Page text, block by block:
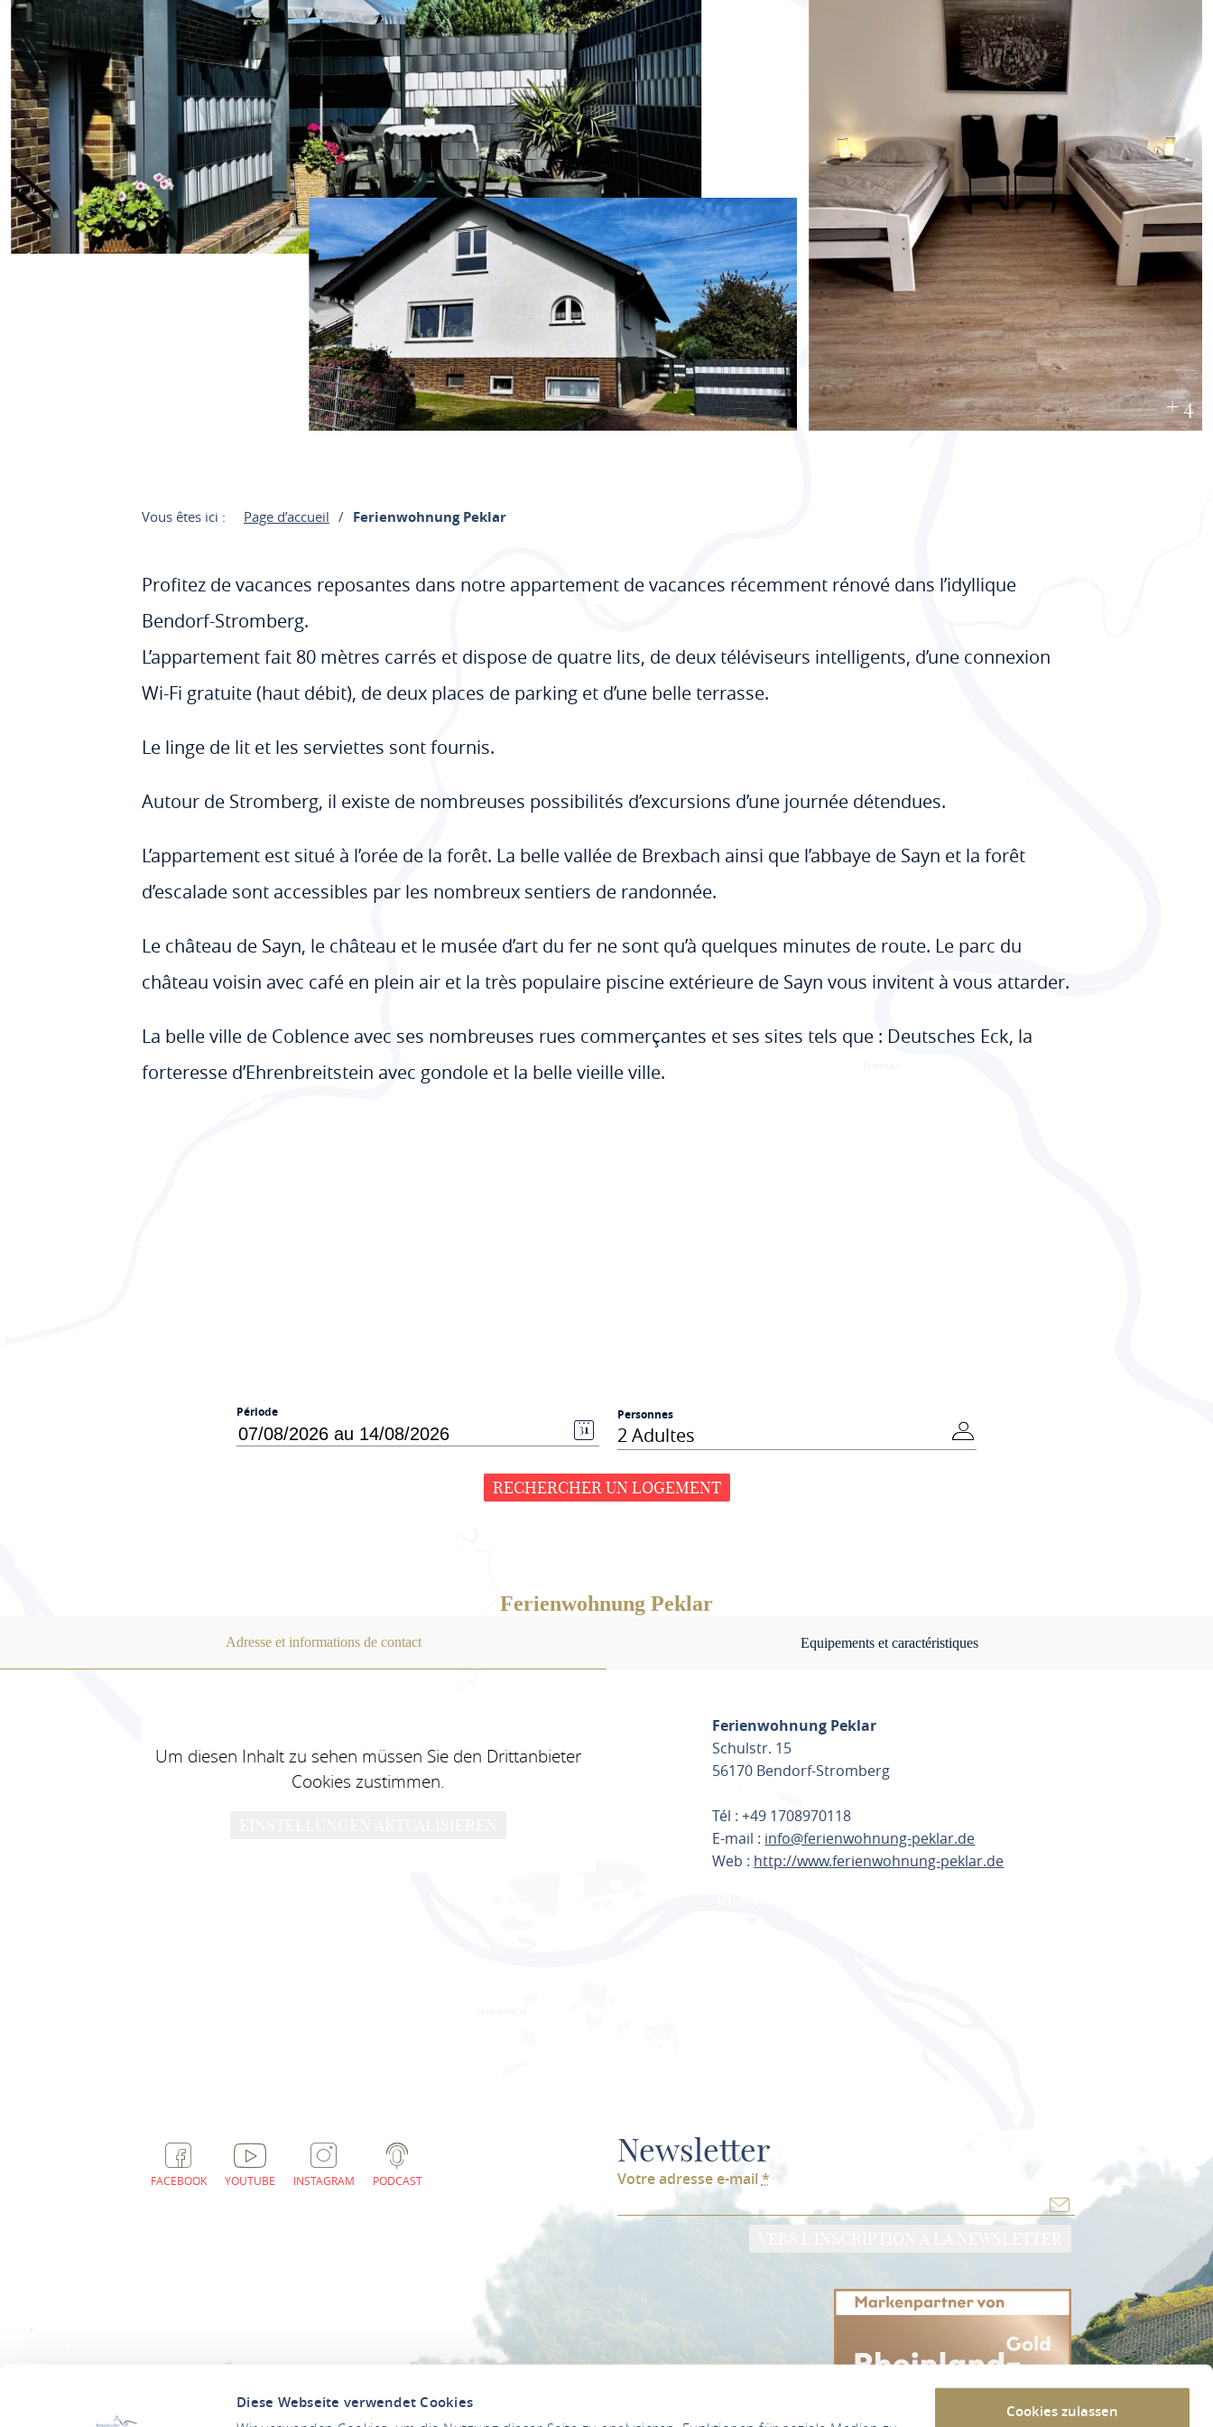
Diese Webseite verwendet Cookies Cookies zulassen
+ 4
Vous êtes ici : Page d’accueil Ferienwohnung Peklar
Profitez de vacances reposantes dans notre appartement de vacances récemment rénové dans l’idyllique
Bendorf-Stromberg.
L’appartement fait 80 mètres carrés et dispose de quatre lits, de deux téléviseurs intelligents, d’une connexion
Wi-Fi gratuite (haut débit), de deux places de parking et d’une belle terrasse.
Le linge de lit et les serviettes sont fournis.
Autour de Stromberg, il existe de nombreuses possibilités d’excursions d’une journée détendues.
L’appartement est situé à l’orée de la forêt. La belle vallée de Brexbach ainsi que l’abbaye de Sayn et la forêt
d’escalade sont accessibles par les nombreux sentiers de randonnée.
Le château de Sayn, le château et le musée d’art du fer ne sont qu’à quelques minutes de route. Le parc du
château voisin avec café en plein air et la très populaire piscine extérieure de Sayn vous invitent à vous attarder.
La belle ville de Coblence avec ses nombreuses rues commerçantes et ses sites tels que : Deutsches Eck, la
forteresse d’Ehrenbreitstein avec gondole et la belle vieille ville.
Période Personnes
2 Adultes
RECHERCHER UN LOGEMENT
Ferienwohnung Peklar
Adresse et informations de contact Equipements et caractéristiques
Um diesen Inhalt zu sehen müssen Sie den Drittanbieter
Cookies zustimmen.
Ferienwohnung Peklar
Schulstr. 15
56170 Bendorf-Stromberg
Tél : +49 1708970118
E-mail : info@ferienwohnung-peklar.de
Web : http://www.ferienwohnung-peklar.de
FACEBOOK YOUTUBE INSTAGRAM PODCAST
Newsletter
Votre adresse e-mail*